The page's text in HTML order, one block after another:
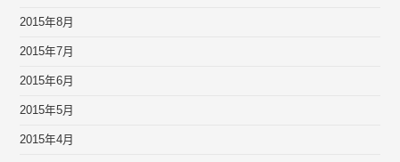
2015年8月
2015年7月
2015年6月
2015年5月
2015年4月